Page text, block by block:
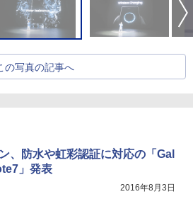
の写真の記事へ
、防水や虹彩認証に対応の「Gal
」発表
2016年8月3日